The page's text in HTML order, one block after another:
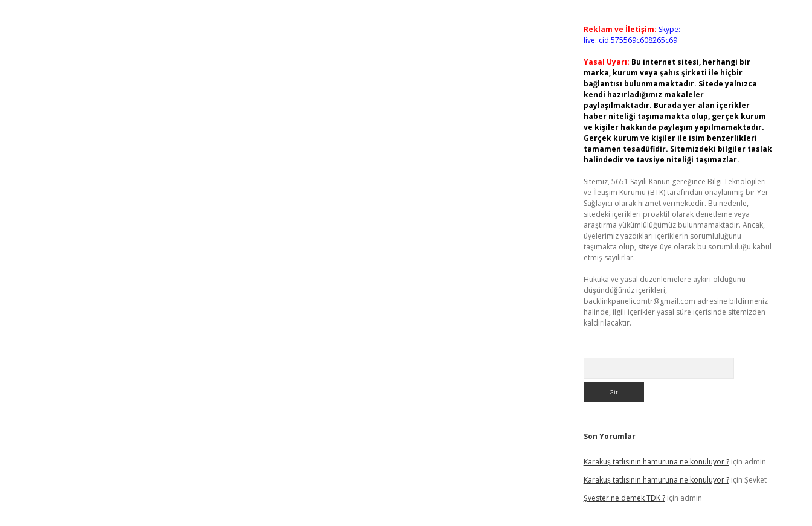
Reklam ve İletişim: Skype:
live:.cid.575569c608265c69
Yasal Uyarı: Bu internet sitesi, herhangi bir
marka, kurum veya şahıs şirketi ile hiçbir
bağlantısı bulunmamaktadır. Sitede yalnızca
kendi hazırladığımız makaleler
paylaşılmaktadır. Burada yer alan içerikler
haber niteliği taşımamakta olup, gerçek kurum
ve kişiler hakkında paylaşım yapılmamaktadır.
Gerçek kurum ve kişiler ile isim benzerlikleri
tamamen tesadüfidir. Sitemizdeki bilgiler taslak
halindedir ve tavsiye niteliği taşımazlar.
Sitemiz, 5651 Sayılı Kanun gereğince Bilgi Teknolojileri
ve İletişim Kurumu (BTK) tarafından onaylanmış bir Yer
Sağlayıcı olarak hizmet vermektedir. Bu nedenle,
sitedeki içerikleri proaktif olarak denetleme veya
araştırma yükümlülüğümüz bulunmamaktadır. Ancak,
üyelerimiz yazdıkları içeriklerin sorumluluğunu
taşımakta olup, siteye üye olarak bu sorumluluğu kabul
etmiş sayılırlar.
Hukuka ve yasal düzenlemelere aykırı olduğunu
düşündüğünüz içerikleri,
backlinkpanelicomtr@gmail.com adresine bildirmeniz
halinde, ilgili içerikler yasal süre içerisinde sitemizden
kaldırılacaktır.
Son Yorumlar
Karakuş tatlısının hamuruna ne konuluyor ?için admin
Karakuş tatlısının hamuruna ne konuluyor ?için Şevket
Şvester ne demek TDK ?için admin